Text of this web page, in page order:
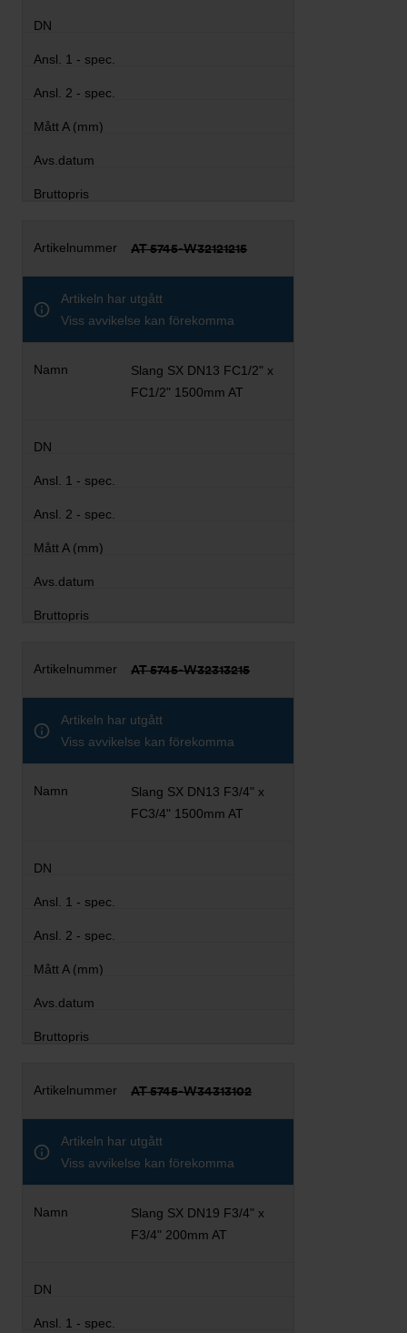
AT 5745-W32121215
Artikeln har utgått
Viss avvikelse kan förekomma
Slang SX DN13 FC1/2" x
FC1/2" 1500mm AT
AT 5745-W32313215
Artikeln har utgått
Viss avvikelse kan förekomma
Slang SX DN13 F3/4" x
FC3/4" 1500mm AT
AT 5745-W34313102
Artikeln har utgått
Viss avvikelse kan förekomma
Slang SX DN19 F3/4" x
F3/4" 200mm AT